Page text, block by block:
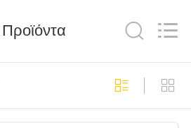
Προϊόντα